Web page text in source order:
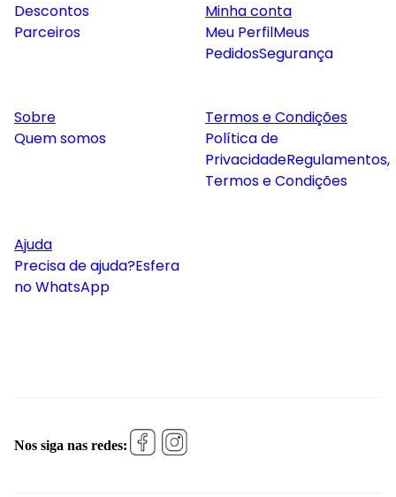
Descontos
Parceiros
Minha conta
Meu PerfilMeus
PedidosSegurança
Sobre
Quem somos
Termos e Condições
Política de
PrivacidadeRegulamentos,
Termos e Condições
Ajuda
Precisa de ajuda?Esfera
no WhatsApp
Nos siga nas redes: